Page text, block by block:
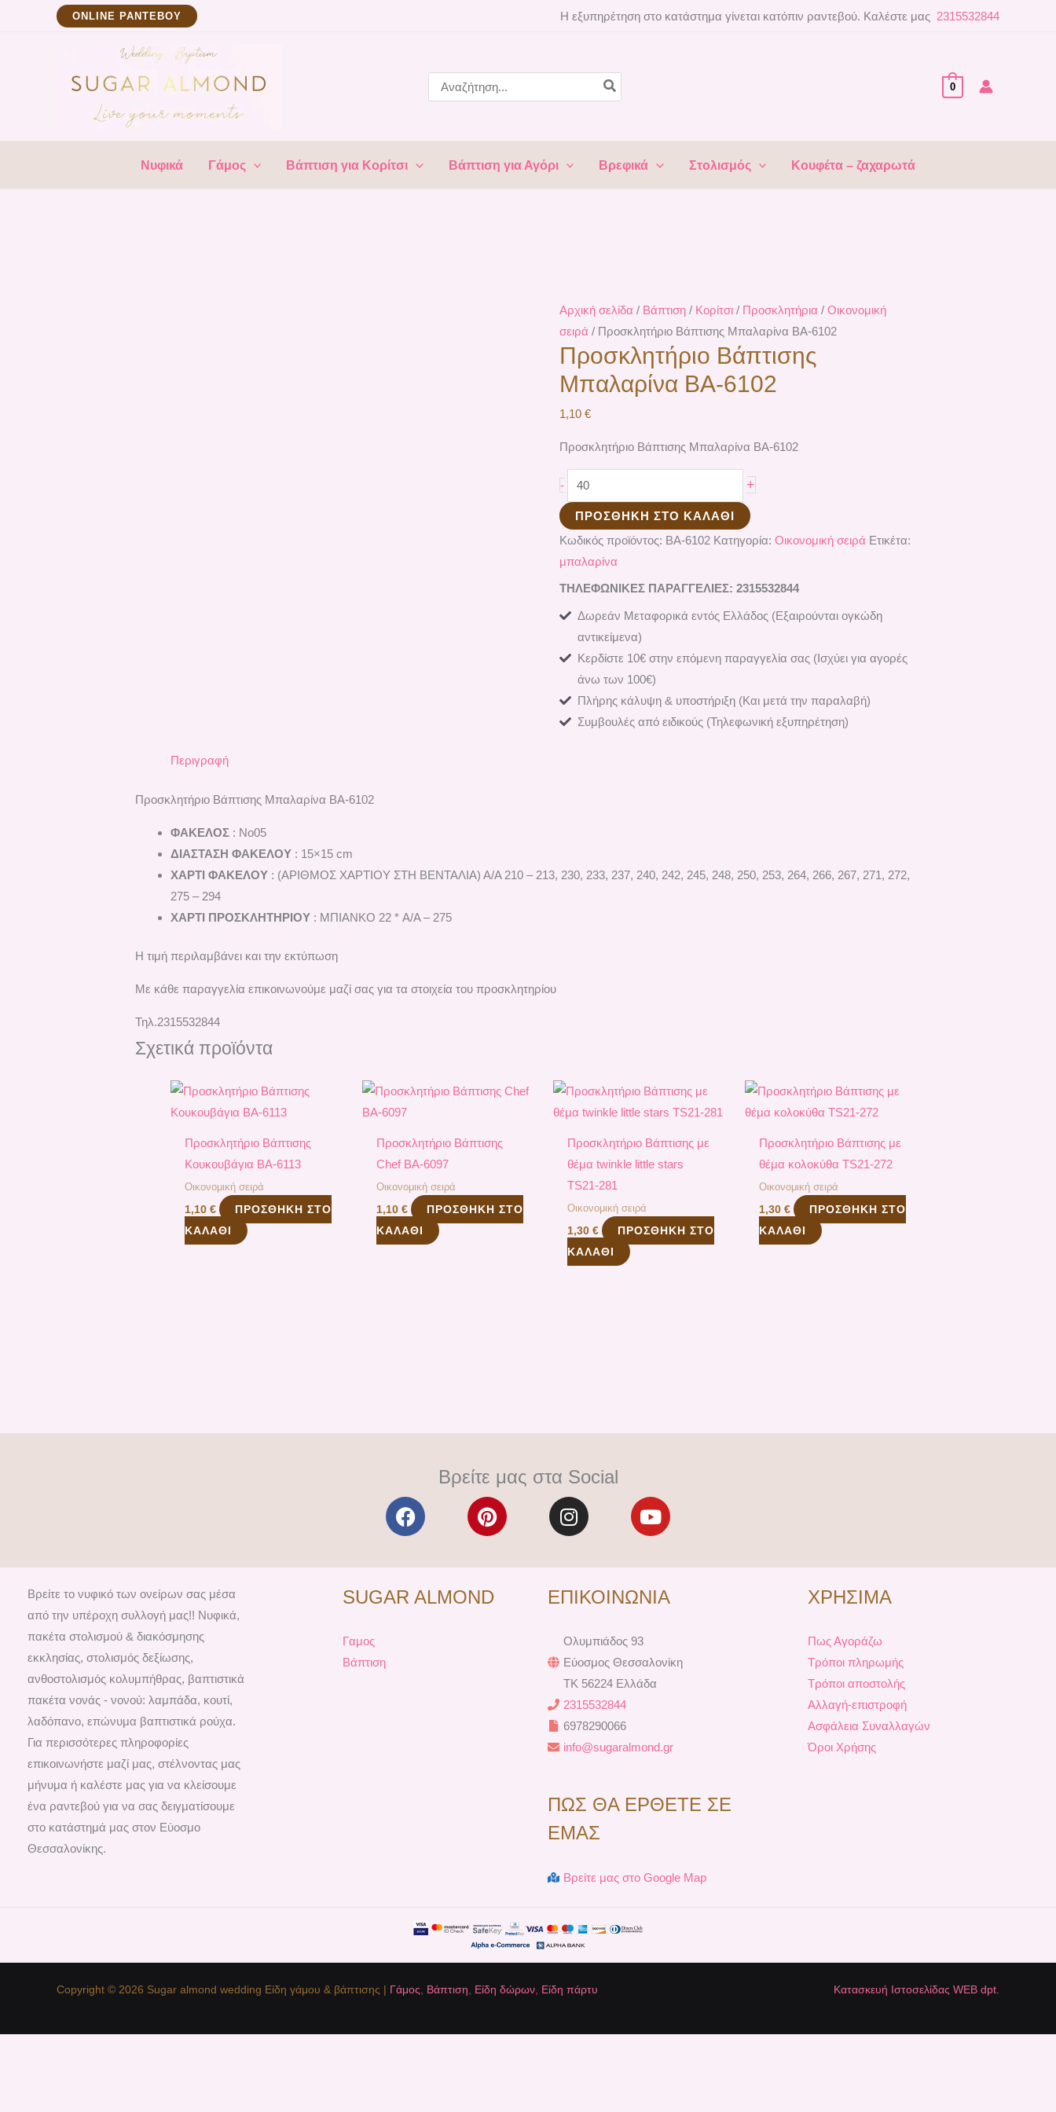
ΟNLINE ΡΑΝΤΕΒΟΥ Η εξυπηρέτηση στο κατάστημα γίνεται κατόπιν ραντεβού. Καλέστε μας 2315532844
for:
0
Νυφικά Γάμος Βάπτιση για Κορίτσι Βάπτιση για Αγόρι Βρεφικά Στολισμός Κουφέτα – ζαχαρωτά
Αρχική σελίδα / Βάπτιση / Κορίτσι / Προσκλητήρια / Οικονομική
σειρά / Προσκλητήριο Βάπτισης Μπαλαρίνα ΒΑ-6102
Προσκλητήριο Βάπτισης
Μπαλαρίνα ΒΑ-6102
1,10 €
Προσκλητήριο Βάπτισης Μπαλαρίνα ΒΑ-6102
-
Προσκλητήριο
ΒΑ-6102
ποσότητα
+
ΠΡΟΣΘΉΚΗ ΣΤΟ ΚΑΛΆΘΙ
Κωδικός προϊόντος: ΒΑ-6102 Κατηγορία: Οικονομική σειρά Ετικέτα:
μπαλαρίνα
ΤΗΛΕΦΩΝΙΚΕΣ ΠΑΡΑΓΓΕΛΙΕΣ: 2315532844
Δωρεάν Μεταφορικά εντός Ελλάδος (Εξαιρούνται ογκώδη
αντικείμενα)
Κερδίστε 10€ στην επόμενη παραγγελία σας (Ισχύει για αγορές
άνω των 100€)
Πλήρης κάλυψη & υποστήριξη (Και μετά την παραλαβή)
Συμβουλές από ειδικούς (Τηλεφωνική εξυπηρέτηση)
Περιγραφή
Προσκλητήριο Βάπτισης Μπαλαρίνα ΒΑ-6102
ΦΑΚΕΛΟΣ : Νο05
ΔΙΑΣΤΑΣΗ ΦΑΚΕΛΟΥ : 15×15 cm
ΧΑΡΤΙ ΦΑΚΕΛΟΥ : (ΑΡΙΘΜΟΣ ΧΑΡΤΙΟΥ ΣΤΗ ΒΕΝΤΑΛΙΑ) Α/Α 210 – 213, 230, 233, 237, 240, 242, 245, 248, 250, 253, 264, 266, 267, 271, 272,
275 – 294
ΧΑΡΤΙ ΠΡΟΣΚΛΗΤΗΡΙΟΥ : ΜΠΙΑΝΚΟ 22 * A/A – 275
Η τιμή περιλαμβάνει και την εκτύπωση
Με κάθε παραγγελία επικοινωνούμε μαζί σας για τα στοιχεία του προσκλητηρίου
Τηλ.2315532844
Σχετικά προϊόντα
Προσκλητήριο Βάπτισης
Κουκουβάγια ΒΑ-6113
Οικονομική σειρά
1,10€
ΠΡΟΣΘΉΚΗ ΣΤΟ
ΚΑΛΆΘΙ
Προσκλητήριο Βάπτισης
Chef ΒΑ-6097
Οικονομική σειρά
1,10 €
ΠΡΟΣΘΉΚΗ ΣΤΟ
ΚΑΛΆΘΙ
Προσκλητήριο Βάπτισης με
θέμα twinkle little stars
TS21-281
Οικονομική σειρά
1,30€
ΠΡΟΣΘΉΚΗ ΣΤΟ
ΚΑΛΆΘΙ
Προσκλητήριο Βάπτισης με
θέμα κολοκύθα TS21-272
Οικονομική σειρά
1,30€
ΠΡΟΣΘΉΚΗ ΣΤΟ
ΚΑΛΆΘΙ
Βρείτε μας στα Social
F
a
e
o
P
i
t
r
I
n
t
g
a
m
Y
o
t
b
Βρείτε το νυφικό των ονείρων σας μέσα
από την υπέροχη συλλογή μας!! Νυφικά,
πακέτα στολισμού & διακόσμησης
εκκλησίας, στολισμός δεξίωσης,
ανθοστολισμός κολυμπήθρας, βαπτιστικά
πακέτα νονάς - νονού: λαμπάδα, κουτί,
λαδόπανο, επώνυμα βαπτιστικά ρούχα.
Για περισσότερες πληροφορίες
επικοινωνήστε μαζί μας, στέλνοντας μας
μήνυμα ή καλέστε μας για να κλείσουμε
ένα ραντεβού για να σας δειγματίσουμε
στο κατάστημά μας στον Εύοσμο
Θεσσαλονίκης.
SUGAR ALMOND
Γαμος
Βάπτιση
ΕΠΙΚΟΙΝΩΝΙΑ
Ολυμπιάδος 93
Εύοσμος Θεσσαλονίκη
TK 56224 Ελλάδα
2315532844
6978290066
info@sugaralmond.gr
ΠΩΣ ΘΑ ΕΡΘΕΤΕ ΣΕ
ΕΜΑΣ
Βρείτε μας στο Google Map
ΧΡΗΣΙΜΑ
Πως Αγοράζω
Τρόποι πληρωμής
Τρόποι αποστολής
Αλλαγή-επιστροφή
Ασφάλεια Συναλλαγών
Όροι Χρήσης
Copyright © 2026 Sugar almond wedding Είδη γάμου & βάπτισης | Γάμος, Βάπτιση, Είδη δώρων, Είδη πάρτυ Κατασκευή Ιστοσελίδας WEB dpt.